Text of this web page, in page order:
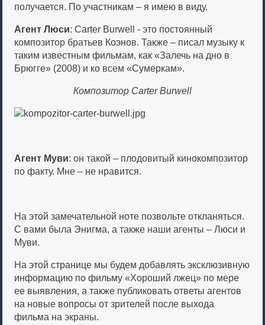
получается. По участникам – я имею в виду.
Агент Люси: Carter Burwell - это постоянный
композитор братьев Коэнов. Также – писал музыку к
таким известным фильмам, как «Залечь на дно в
Брюгге» (2008) и ко всем «Сумеркам».
Композитор Carter Burwell
Агент Муви: он такой – плодовитый кинокомпозитор
по факту. Мне – не нравится.
На этой замечательной ноте позвольте откланяться.
С вами была Энигма, а также наши агенты – Люси и
Муви.
На этой странице мы будем добавлять эксклюзивную
информацию по фильму «Хороший лжец» по мере
ее выявления, а также публиковать ответы агентов
на новые вопросы от зрителей после выхода
фильма на экраны.